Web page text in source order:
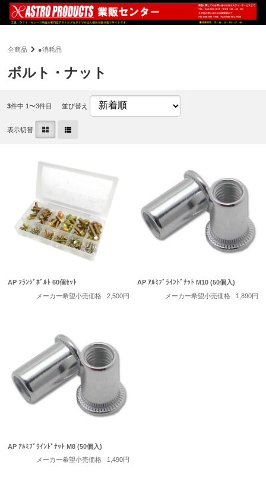
全商品 ●消耗品
ボルト・ナット
3件中 1〜3件目 並び替え
表示切替
AP ﾌﾗﾝｼﾞﾎﾞﾙﾄ 60個ｾｯﾄ
メーカー希望小売価格
2,500円
AP ｱﾙﾐﾌﾞﾗｲﾝﾄﾞﾅｯﾄ M10 (50個入)
メーカー希望小売価格
1,890円
AP ｱﾙﾐﾌﾞﾗｲﾝﾄﾞﾅｯﾄ M8 (50個入)
メーカー希望小売価格
1,490円